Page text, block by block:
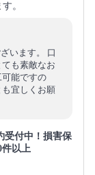
。
います。 口
も素敵なお
能ですの
宜しくお願
受付中！損害保
以上